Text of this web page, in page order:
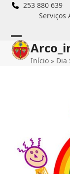
Skip
253 880 639
Serviços
Open
mobile
Close
mobile
Início » Dia